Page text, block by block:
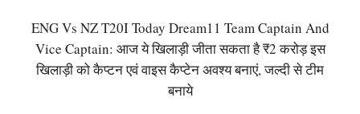
ENG Vs NZ T20I Today Dream11 Team Captain And
Vice Captain: आज ये खिलाड़ी जीता सकता है ₹2 करोड़ इस
खिलाड़ी को कैप्टन एवं वाइस कैप्टेन अवश्य बनाएं, जल्दी से टीम
बनाये